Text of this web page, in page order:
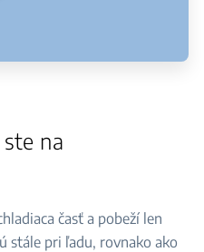
na
časť a pobeží len
stále pri ľadu, rovnako ako